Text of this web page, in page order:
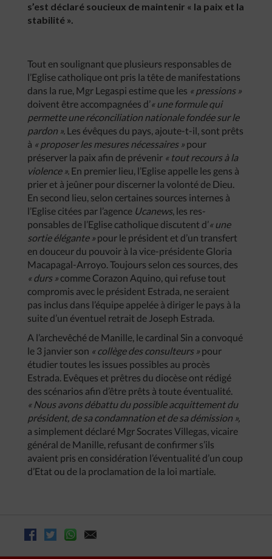
s’est déclaré soucieux de maintenir « la paix et la
stabilité ».
Tout en soulignant que plusieurs responsables de
l’Eglise catholique ont pris la tête de manifestations
dans la rue, Mgr Legaspi estime que les « pressions »
doivent être accompagnées d’« une formule qui
permette une réconciliation nationale fondée sur le
pardon ». Les évêques du pays, ajoute-t-il, sont prêts
à « proposer les mesures nécessaires » pour
préserver la paix afin de prévenir « tout recours à la
violence ». En premier lieu, l’Eglise appelle les gens à
prier et à jeûner pour discerner la volonté de Dieu.
En second lieu, selon certaines sources internes à
l’Eglise citées par l’agence Ucanews, les res-
ponsables de l’Eglise catholique discutent d’« une
sortie élégante » pour le président et d’un transfert
en douceur du pouvoir à la vice-présidente Gloria
Macapagal-Arroyo. Toujours selon ces sources, des
« durs » comme Corazon Aquino, qui refuse tout
compromis avec le président Estrada, ne seraient
pas inclus dans l’équipe appelée à diriger le pays à la
suite d’un éventuel retrait de Joseph Estrada.
A l’archevêché de Manille, le cardinal Sin a convoqué
le 3 janvier son « collège des consulteurs » pour
étudier toutes les issues possibles au procès
Estrada. Evêques et prêtres du diocèse ont rédigé
des scénarios afin d’être prêts à toute éventualité.
« Nous avons débattu du possible acquittement du
président, de sa condamnation et de sa démission »,
a simplement déclaré Mgr Socrates Villegas, vicaire
général de Manille, refusant de confirmer s’ils
avaient pris en considération l’éventualité d’un coup
d’Etat ou de la proclamation de la loi martiale.